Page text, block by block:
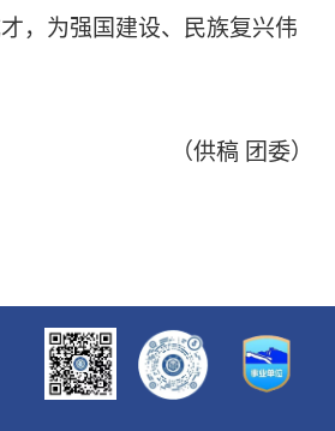
，为强国建设、民族复兴伟
（供稿 团委）